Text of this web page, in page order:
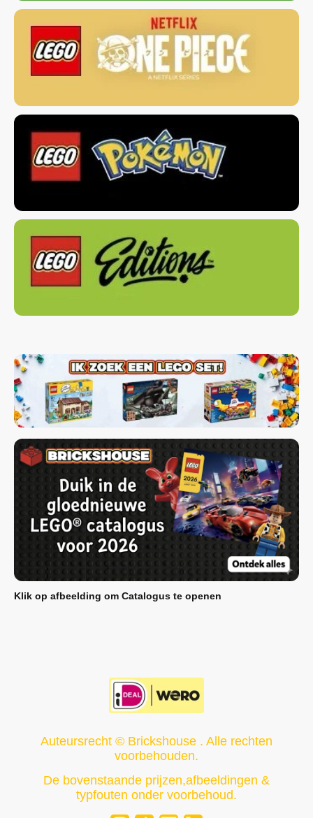
Klik op afbeelding om Catalogus te openen
Auteursrecht © Brickshouse . Alle rechten
voorbehouden.
De bovenstaande prijzen,afbeeldingen &
typfouten onder voorbehoud.